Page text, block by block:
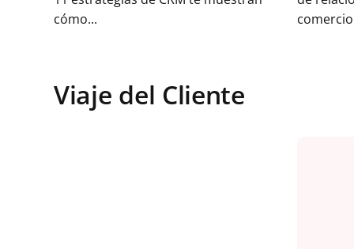
cómo...
Viaje del Cliente